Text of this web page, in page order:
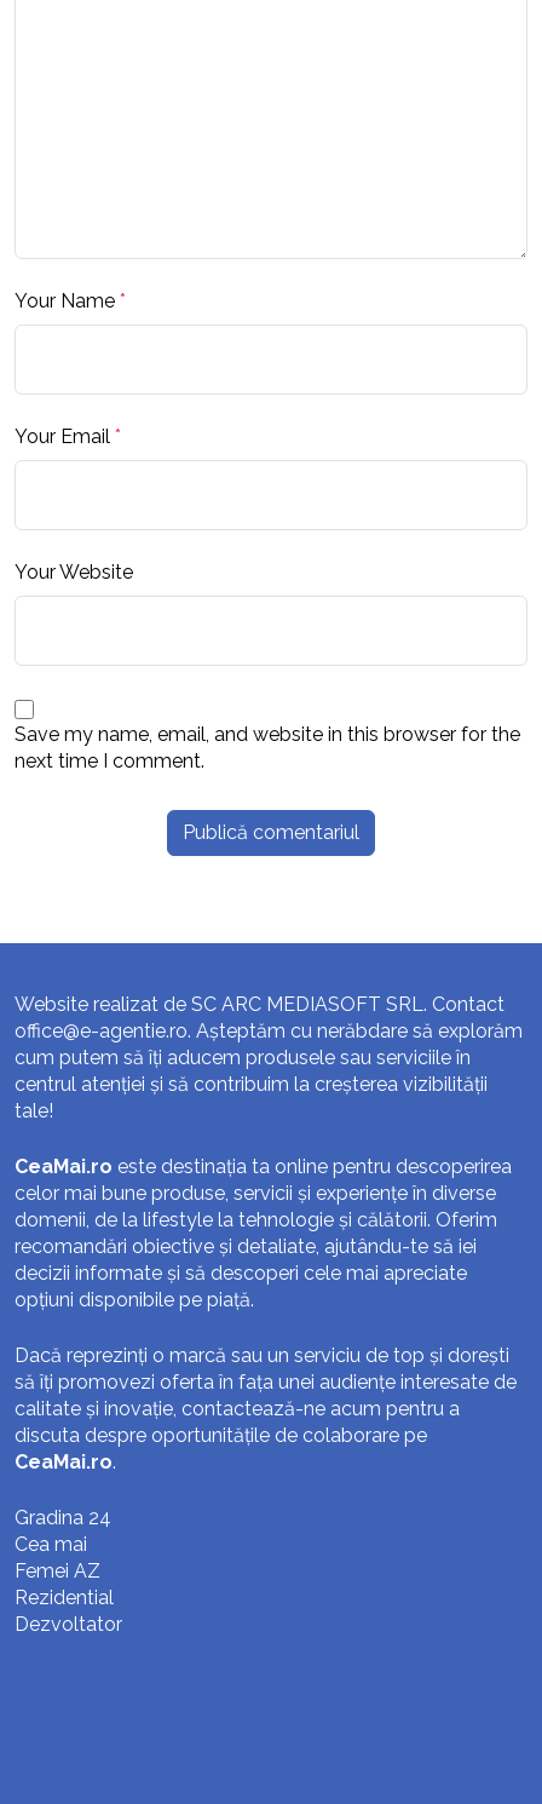
Your Name *
Your Email *
Your Website
Save my name, email, and website in this browser for the
next time I comment.
Website realizat de SC ARC MEDIASOFT SRL. Contact
office@e-agentie.ro. Așteptăm cu nerăbdare să explorăm
cum putem să îți aducem produsele sau serviciile în
centrul atenției și să contribuim la creșterea vizibilității
tale!
CeaMai.ro este destinația ta online pentru descoperirea
celor mai bune produse, servicii și experiențe în diverse
domenii, de la lifestyle la tehnologie și călătorii. Oferim
recomandări obiective și detaliate, ajutându-te să iei
decizii informate și să descoperi cele mai apreciate
opțiuni disponibile pe piață.
Dacă reprezinți o marcă sau un serviciu de top și dorești
să îți promovezi oferta în fața unei audiențe interesate de
calitate și inovație, contactează-ne acum pentru a
discuta despre oportunitățile de colaborare pe
CeaMai.ro.
Gradina 24
Cea mai
Femei AZ
Rezidential
Dezvoltator